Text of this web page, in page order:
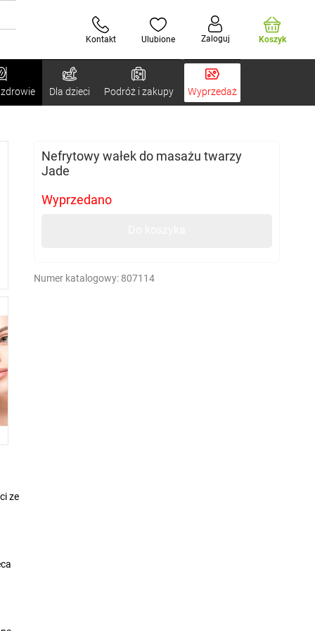
Kontakt Ulubione Zaloguj Koszyk
Dla dzieci Podróż i zakupy Wyprzedaż
Nefrytowy wałek do masażu twarzy
Jade
Wyprzedano
Numer katalogowy: 807114
ze